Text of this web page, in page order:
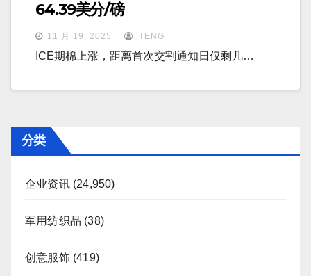
64.39美分/磅
11 月 19, 2025 TENG
ICE期棉上涨，距离首次交割通知日仅剩几…
分类
企业资讯(24,950)
军用纺织品 (38)
创意服饰(419)